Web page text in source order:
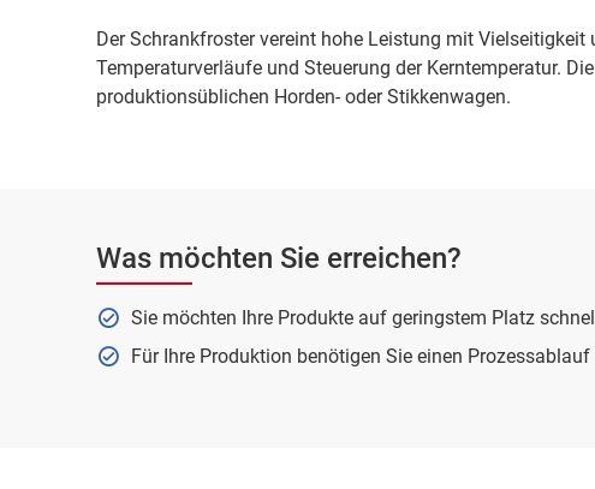
Der Schrankfroster vereint hohe Leistung mit
Temperaturverläufe und Steuerung der Kerntemperatur.
produktionsüblichen Horden- oder Stikkenwagen.
Was möchten Sie erreichen?
Sie möchten Ihre Produkte auf geringstem Platz
Für Ihre Produktion benötigen Sie einen